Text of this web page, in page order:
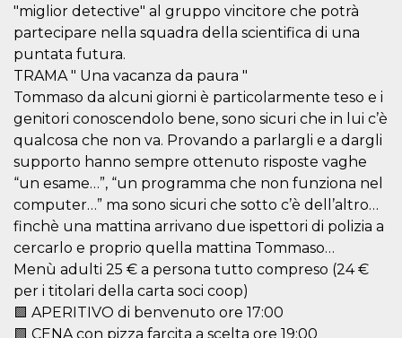
"miglior detective" al gruppo vincitore che potrà
partecipare nella squadra della scientifica di una
puntata futura.
TRAMA " Una vacanza da paura "
Tommaso da alcuni giorni è particolarmente teso e i
genitori conoscendolo bene, sono sicuri che in lui c’è
qualcosa che non va. Provando a parlargli e a dargli
supporto hanno sempre ottenuto risposte vaghe
“un esame…”, “un programma che non funziona nel
computer…” ma sono sicuri che sotto c’è dell’altro…
finchè una mattina arrivano due ispettori di polizia a
cercarlo e proprio quella mattina Tommaso…
Menù adulti 25 € a persona tutto compreso (24 €
per i titolari della carta soci coop)
🟩 APERITIVO di benvenuto ore 17:00
🟩 CENA con pizza farcita a scelta ore 19:00
mantener un
estado de inicio
de sesión para
Stripe
m.stripe.com
1 año 1 mes
Esta cookie se
utiliza
generalmente
para el
rendimiento y la
optimización de
los servicios de
procesamiento
de pagos,
facilitando el
almacenamiento
de contenidos
para hacer que
las páginas se
carguen más
CookieScriptConsent
CookieScript
oooh.events
4 semanas 2
días